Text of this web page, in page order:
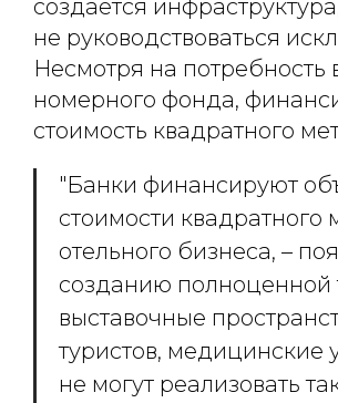
создается
не руководствоваться
Несмотря на
номерного фонда,
стоимость квадратного
"Банки финансируют
стоимости
отельного бизнеса, –
созданию полноценной
выставочные
туристов,
не могут реализовать